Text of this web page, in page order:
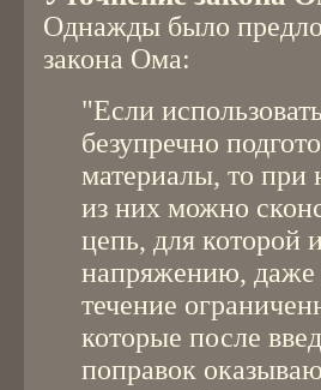
Однажды было
закона Ома:
"Если
безупречно
материалы, то при
из них можно
цепь, для которой
напряжению, даже
течение
которые после
поправок